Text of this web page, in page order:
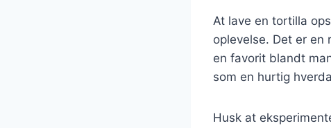
At lave en tortilla
oplevelse. Det er en
en favorit blandt
som en hurtig
Husk at